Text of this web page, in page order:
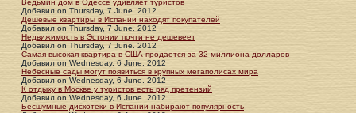
Ведьмин дом в Одессе удивляет туристов
Добавил on Thursday, 7 June. 2012
Дешевые квартиры в Испании находят покупателей
Добавил on Thursday, 7 June. 2012
Недвижимость в Эстонии почти не дешевеет
Добавил on Thursday, 7 June. 2012
Самая высокая квартира в США продается за 32 миллиона долларов
Добавил on Wednesday, 6 June. 2012
Небесные сады могут появиться в крупных мегаполисах мира
Добавил on Wednesday, 6 June. 2012
К отдыху в Москве у туристов есть ряд претензий
Добавил on Wednesday, 6 June. 2012
Бесшумные дискотеки в Испании набирают популярность